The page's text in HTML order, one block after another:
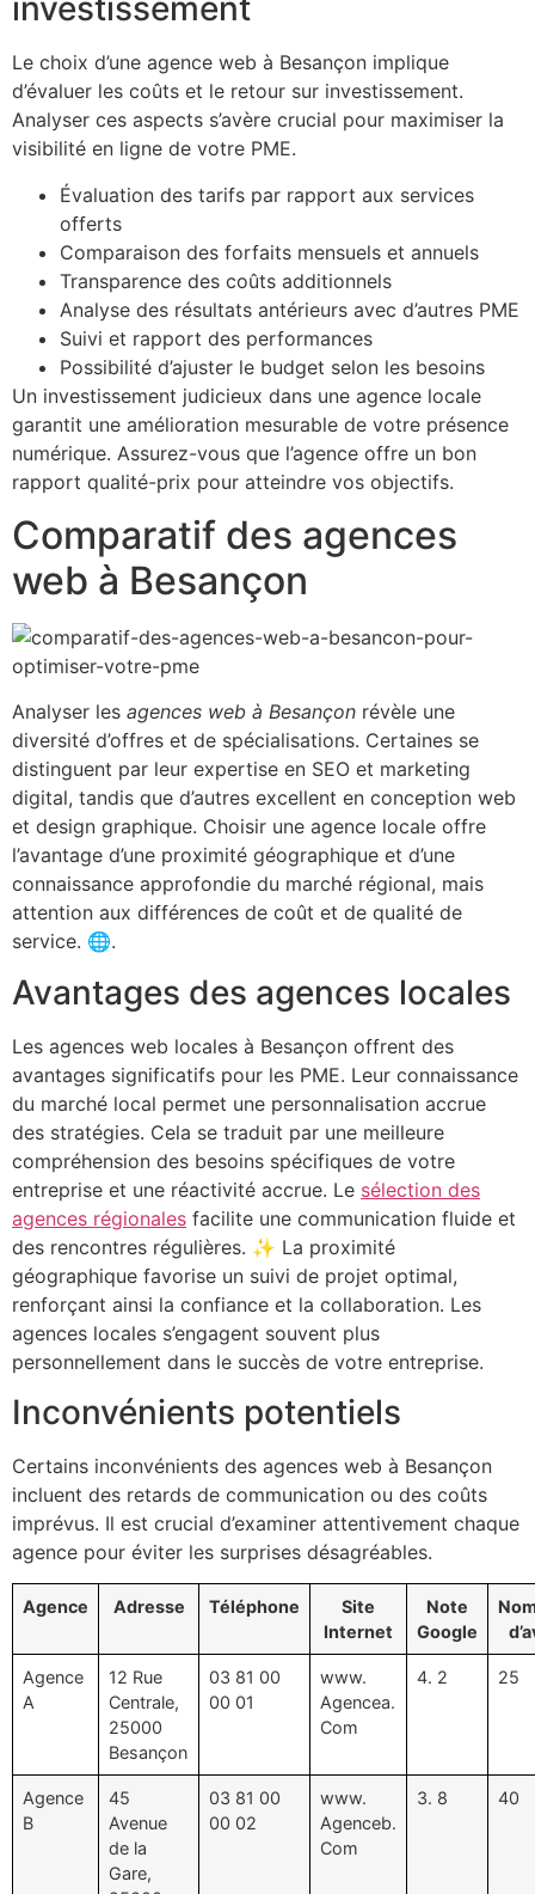
investissement
Le choix d’une agence web à Besançon implique
d’évaluer les coûts et le retour sur investissement.
Analyser ces aspects s’avère crucial pour maximiser la
visibilité en ligne de votre PME.
Évaluation des tarifs par rapport aux services
offerts
Comparaison des forfaits mensuels et annuels
Transparence des coûts additionnels
Analyse des résultats antérieurs avec d’autres PME
Suivi et rapport des performances
Possibilité d’ajuster le budget selon les besoins
Un investissement judicieux dans une agence locale
garantit une amélioration mesurable de votre présence
numérique. Assurez-vous que l’agence offre un bon
rapport qualité-prix pour atteindre vos objectifs.
Comparatif des agences
web à Besançon
Analyser les agences web à Besançon révèle une
diversité d’offres et de spécialisations. Certaines se
distinguent par leur expertise en SEO et marketing
digital, tandis que d’autres excellent en conception web
et design graphique. Choisir une agence locale offre
l’avantage d’une proximité géographique et d’une
connaissance approfondie du marché régional, mais
attention aux différences de coût et de qualité de
service. 🌐.
Avantages des agences locales
Les agences web locales à Besançon offrent des
avantages significatifs pour les PME. Leur connaissance
du marché local permet une personnalisation accrue
des stratégies. Cela se traduit par une meilleure
compréhension des besoins spécifiques de votre
entreprise et une réactivité accrue. Le sélection des
agences régionales facilite une communication fluide et
des rencontres régulières. ✨ La proximité
géographique favorise un suivi de projet optimal,
renforçant ainsi la confiance et la collaboration. Les
agences locales s’engagent souvent plus
personnellement dans le succès de votre entreprise.
Inconvénients potentiels
Certains inconvénients des agences web à Besançon
incluent des retards de communication ou des coûts
imprévus. Il est crucial d’examiner attentivement chaque
agence pour éviter les surprises désagréables.
Agence Adresse Téléphone
Site
Internet
Note
Google
Agence
A
12 Rue
Centrale,
25000
Besançon
03 81 00
00 01
www.
Agencea.
Com
4. 2 25
Agence
B
45
Avenue
de la
Gare,
03 81 00
00 02
www.
Agenceb.
Com
3. 8 40